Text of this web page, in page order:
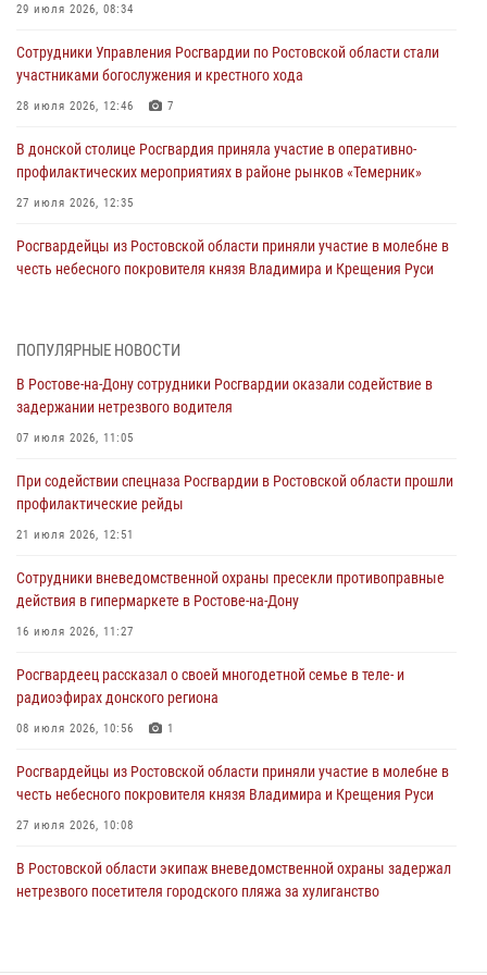
29 июля 2026, 08:34
Сотрудники Управления Росгвардии по Ростовской области стали
участниками богослужения и крестного хода
28 июля 2026, 12:46 7
В донской столице Росгвардия приняла участие в оперативно-
профилактических мероприятиях в районе рынков «Темерник»
27 июля 2026, 12:35
Росгвардейцы из Ростовской области приняли участие в молебне в
честь небесного покровителя князя Владимира и Крещения Руси
При содействии спецназа Росгвардии в Ростовской области прошли
21 июля 2026, 12:51
В Ростовской области экипаж вневедомственной охраны задержал
17 июля 2026, 07:24
Сотрудники вневедомственной охраны пресекли противоправные
16 июля 2026, 11:27
Конкурс профессионального мастерства взрывотехников прошел в
15 июля 2026, 06:39
ПОПУЛЯРНЫЕ НОВОСТИ
В Ростове-на-Дону сотрудники Росгвардии оказали содействие в
задержании нетрезвого водителя
07 июля 2026, 11:05
При содействии спецназа Росгвардии в Ростовской области прошли
профилактические рейды
21 июля 2026, 12:51
Сотрудники вневедомственной охраны пресекли противоправные
действия в гипермаркете в Ростове-на-Дону
16 июля 2026, 11:27
Росгвардеец рассказал о своей многодетной семье в теле- и
радиоэфирах донского региона
08 июля 2026, 10:56 1
Росгвардейцы из Ростовской области приняли участие в молебне в
честь небесного покровителя князя Владимира и Крещения Руси
27 июля 2026, 10:08
В Ростовской области экипаж вневедомственной охраны задержал
нетрезвого посетителя городского пляжа за хулиганство